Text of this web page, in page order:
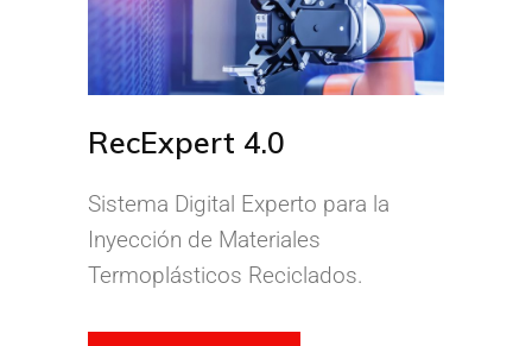
RecExpert 4.0
Sistema Digital Experto para la
Inyección de Materiales
Termoplásticos Reciclados.